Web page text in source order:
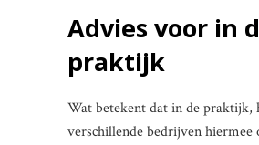
Advies voor in
praktijk
Wat betekent dat in de praktijk,
verschillende bedrijven hiermee